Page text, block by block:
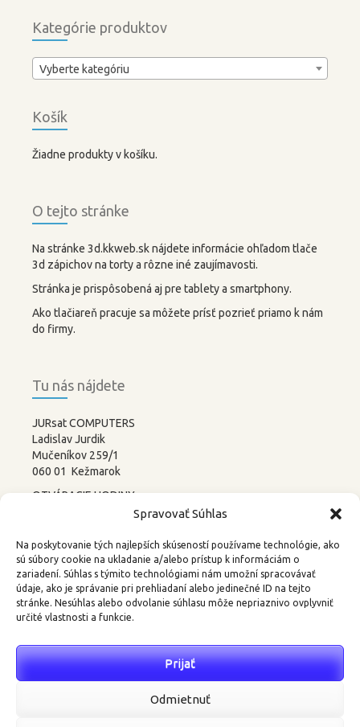
Spravovať Súhlas
Na poskytovanie tých najlepších skúseností používame technológie, ako
sú súbory cookie na ukladanie a/alebo prístup k informáciám o
zariadení. Súhlas s týmito technológiami nám umožní spracovávať
údaje, ako je správanie pri prehliadaní alebo jedinečné ID na tejto
stránke. Nesúhlas alebo odvolanie súhlasu môže nepriaznivo ovplyvniť
určité vlastnosti a funkcie.
Prijať
Odmietnuť
Kategórie produktov
Vyberte kategóriu
Košík
Žiadne produkty v košíku.
O tejto stránke
Na stránke 3d.kkweb.sk nájdete informácie ohľadom tlače
3d zápichov na torty a rôzne iné zaujímavosti.
Stránka je prispôsobená aj pre tablety a smartphony.
Ako tlačiareň pracuje sa môžete prísť pozrieť priamo k nám
do firmy.
Tu nás nájdete
JURsat COMPUTERS
Ladislav Jurdik
Mučeníkov 259/1
060 01 Kežmarok
OTVÁRACIE HODINY:
PONDELOK – PIATOK
SOBOTA – NEDEĽA
ZATVORENÉ
tel.: 052 4522367, 0905 219488
email:3d@kkweb.sk
Najnovšie komentáre